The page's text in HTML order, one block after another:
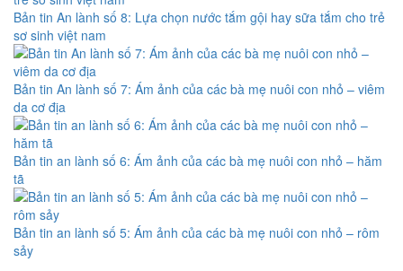
Bản tin An lành số 8: Lựa chọn nước tắm gội hay sữa tắm cho trẻ
sơ sinh việt nam
Bản tin An lành số 7: Ám ảnh của các bà mẹ nuôi con nhỏ – viêm
da cơ địa
Bản tin an lành số 6: Ám ảnh của các bà mẹ nuôi con nhỏ – hăm
tã
Bản tin an lành số 5: Ám ảnh của các bà mẹ nuôi con nhỏ – rôm
sảy